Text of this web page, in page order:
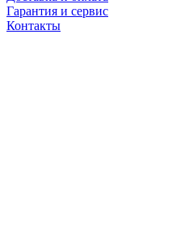
Гарантия и сервис
Контакты